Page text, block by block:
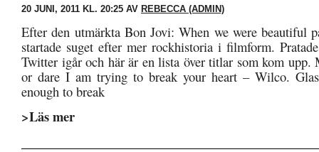
20 JUNI, 2011 KL. 20:25 AV REBECCA (ADMIN)
Efter den utmärkta Bon Jovi: When we were beautiful
startade suget efter mer rockhistoria i filmform.
Twitter igår och här är en lista över titlar som kom upp.
or dare I am trying to break your heart – Wilco.
enough to break
>Läs mer